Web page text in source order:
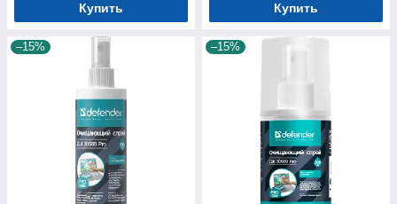
Купить Купить
–15% –15%